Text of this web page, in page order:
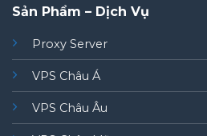
Sản Phẩm – Dịch Vụ
Proxy Server
VPS Châu Á
VPS Châu Âu